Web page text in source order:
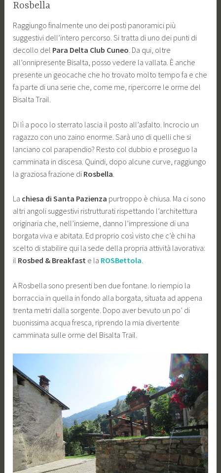
Rosbella
Raggiungo finalmente uno dei posti panoramici più
suggestivi dell’intero percorso. Si tratta di uno dei punti di
decollo del Para Delta Club Cuneo. Da qui, oltre
all’onnipresente Bisalta, posso vedere la vallata. È anche
presente un geocache che ho trovato molto tempo fa e che
fa parte di una serie che, come me, ripercorre le orme del
Bisalta Trail.
Di lì a poco lo sterrato lascia il posto all’asfalto. Incrocio un
ragazzo con uno zaino enorme. Sarà uno di quelli che si
lanciano col parapendio? Resto col dubbio e proseguo la
camminata in discesa. Quindi, dopo alcune curve, raggiungo
la graziosa frazione di Rosbella
La chiesa di Santa Pazienza purtroppo è chiusa. Ma ci sono
altri angoli suggestivi ristrutturati rispettando l’architettura
originaria che, nell’insieme, danno l’impressione di una
borgata viva e abitata. Ed proprio così visto che c’è chi ha
scelto di stabilire qui la sede della propria attività lavorativa:
il Rosbed & Breakfast e la ROSBettola.
A Rosbella sono presenti ben due fontane. Io riempio la
borraccia in quella in fondo alla borgata, situata ad appena
trenta metri dalla sorgente. Dopo aver bevuto un po’ di
buonissima acqua fresca, riprendo la mia divertente
camminata sulle orme del Bisalta Trail.